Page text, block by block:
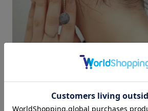
しつらえるという言葉には「飾りつける